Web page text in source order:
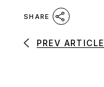
SHARE
PREV ARTICLE